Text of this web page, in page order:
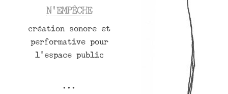
N’EMPÊCHE
création sonore et
performative pour
l’espace public